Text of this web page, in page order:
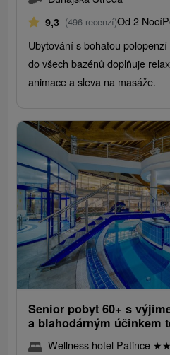
9,3 (496 recenzí)Od 2 Nocí
Ubytování s bohatou
do všech bazénů doplňuje
animace a sleva na masáže.
Senior pobyt 60+ s
a blahodárným účinkem
Wellness hotel Patince ★★